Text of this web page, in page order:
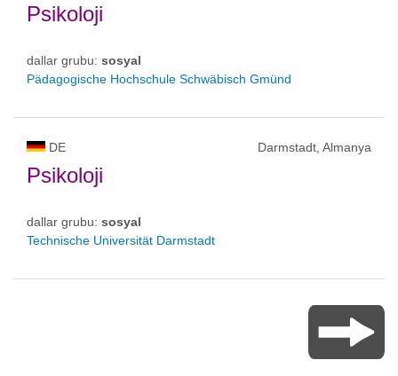
Psikoloji
dallar grubu: sosyal
Pädagogische Hochschule Schwäbisch Gmünd
DE Darmstadt, Almanya
Psikoloji
dallar grubu: sosyal
Technische Universität Darmstadt